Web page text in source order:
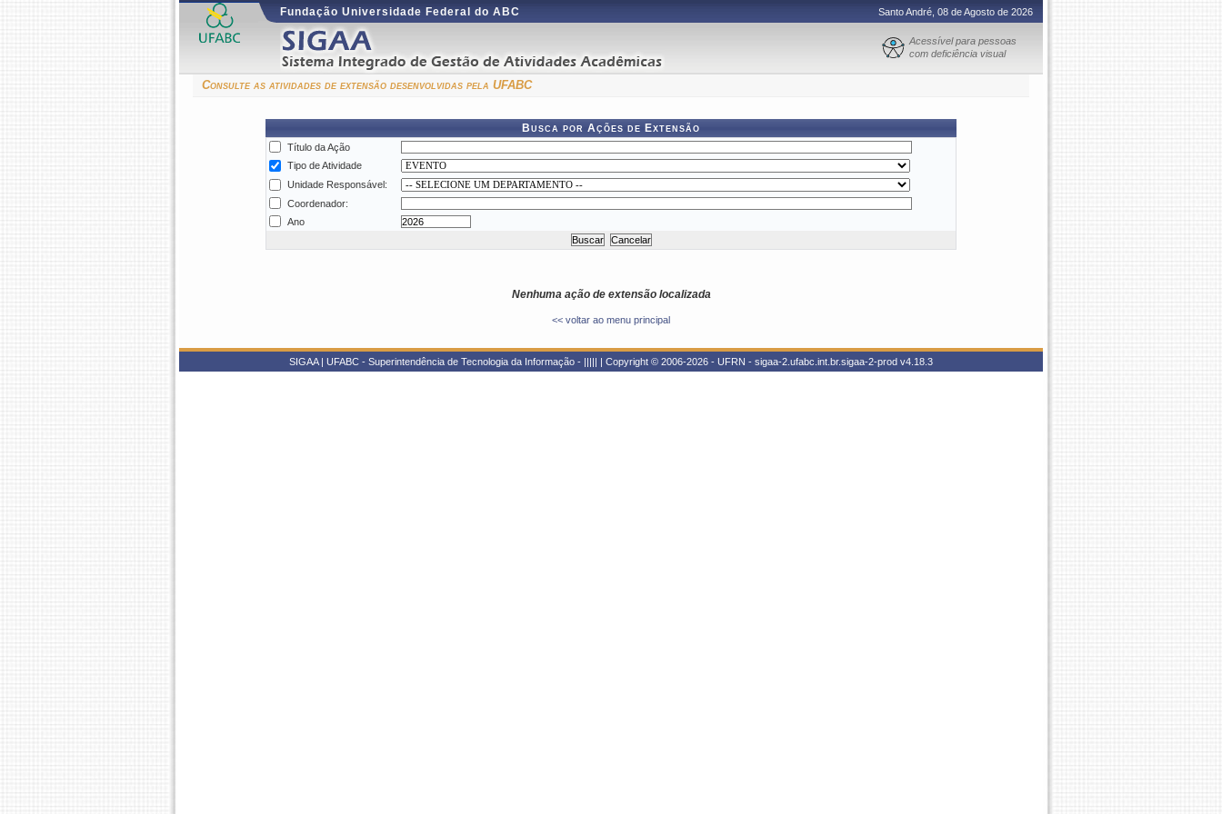
Fundação Universidade Federal do ABC Santo André, 08 de Agosto de 2026
Acessível para pessoas
com deficiência visual
Consulte as atividades de extensão desenvolvidas pela UFABC
Busca por Ações de Extensão
Título da Ação
Tipo de Atividade
Unidade Responsável:
Coordenador:
Ano
Nenhuma ação de extensão localizada
<< voltar ao menu principal
SIGAA | UFABC - Superintendência de Tecnologia da Informação - ||||| | Copyright © 2006-2026 - UFRN - sigaa-2.ufabc.int.br.sigaa-2-prod v4.18.3